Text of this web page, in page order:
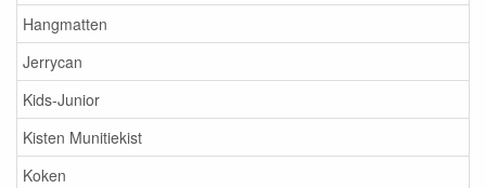
Hangmatten
Jerrycan
Kids-Junior
Kisten Munitiekist
Koken